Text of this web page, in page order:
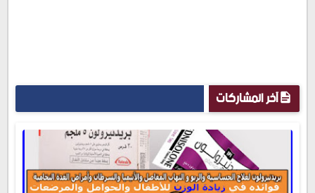
آخر المشاركات